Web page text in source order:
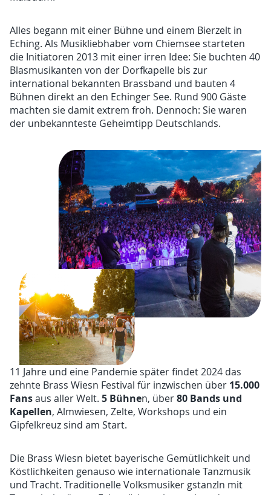
Alles begann mit einer Bühne und einem Bierzelt in
Eching. Als Musikliebhaber vom Chiemsee starteten
die Initiatoren 2013 mit einer irren Idee: Sie buchten 40
Blasmusikanten von der Dorfkapelle bis zur
international bekannten Brassband und bauten 4
Bühnen direkt an den Echinger See. Rund 900 Gäste
machten sie damit extrem froh. Dennoch: Sie waren
der unbekannteste Geheimtipp Deutschlands.
11 Jahre und eine Pandemie später findet 2024 das
zehnte Brass Wiesn Festival für inzwischen über 15.000
Fansaus aller Welt.5 Bühnen, über80 Bands und
Kapellen, Almwiesen, Zelte, Workshops und ein
Gipfelkreuz sind am Start.
Die Brass Wiesn bietet bayerische Gemütlichkeit und
Köstlichkeiten genauso wie internationale Tanzmusik
und Tracht. Traditionelle Volksmusiker gstanzln mit